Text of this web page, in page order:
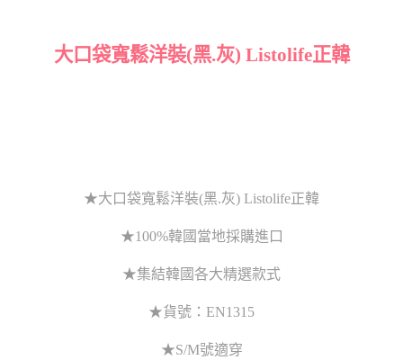
大口袋寬鬆洋裝(黑.灰) Listolife正韓
★大口袋寬鬆洋裝(黑.灰) Listolife正韓
★100%韓國當地採購進口
★集結韓國各大精選款式
★貨號：EN1315
★S/M號適穿